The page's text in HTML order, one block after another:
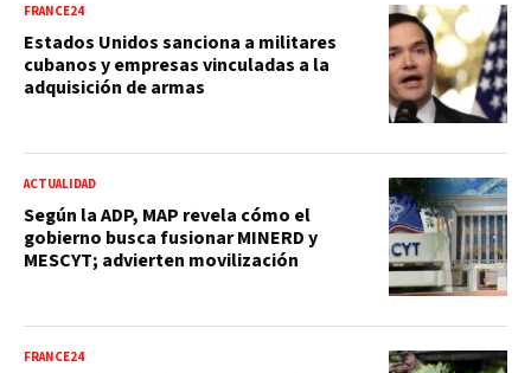
FRANCE24
Estados Unidos sanciona a militares
cubanos y empresas vinculadas a la
adquisición de armas
ACTUALIDAD
Según la ADP, MAP revela cómo el
gobierno busca fusionar MINERD y
MESCYT; advierten movilización
FRANCE24